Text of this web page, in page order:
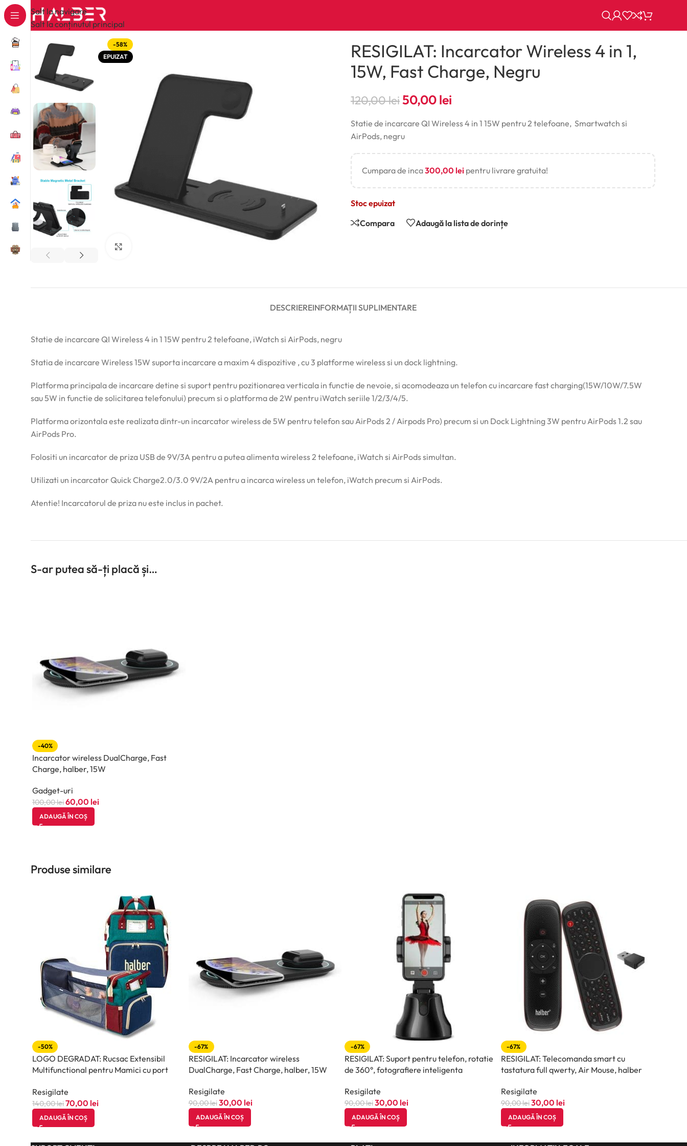
Salt la navigare
Salt la conținutul principal
-58%
EPUIZAT
RESIGILAT: Incarcator Wireless 4 in 1,
15W, Fast Charge, Negru
120,00lei50,00lei
Statie de incarcare QI Wireless 4 in 1 15W pentru 2 telefoane, Smartwatch si
AirPods, negru
Cumpara de inca300,00 lei pentru livrare gratuita!
Stoc epuizat
Compara
Adaugă la lista de dorințe
DESCRIEREINFORMAȚII SUPLIMENTARE
Statie de incarcare QI Wireless 4 in 1 15W pentru 2 telefoane, iWatch si AirPods, negru
Statia de incarcare Wireless 15W suporta incarcare a maxim 4 dispozitive , cu 3 platforme wireless si un dock lightning.
Platforma principala de incarcare detine si suport pentru pozitionarea verticala in functie de nevoie, si acomodeaza un telefon cu incarcare fast charging(15W/10W/7.5W
sau 5W in functie de solicitarea telefonului) precum si o platforma de 2W pentru iWatch seriile 1/2/3/4/5.
Platforma orizontala este realizata dintr-un incarcator wireless de 5W pentru telefon sau AirPods 2 / Airpods Pro) precum si un Dock Lightning 3W pentru AirPods 1.2 sau
AirPods Pro.
Folositi un incarcator de priza USB de 9V/3A pentru a putea alimenta wireless 2 telefoane, iWatch si AirPods simultan.
Utilizati un incarcator Quick Charge2.0/3.0 9V/2A pentru a incarca wireless un telefon, iWatch precum si AirPods.
Atentie! Incarcatorul de priza nu este inclus in pachet.
S-ar putea să-ți placă și…
-40%
Incarcator wireless DualCharge, Fast
Charge, halber, 15W
Gadget-uri
100,00lei60,00 lei
ADAUGĂ ÎN COȘ
Produse similare
-50%
LOGO DEGRADAT: Rucsac Extensibil
Multifunctional pentru Mamici cu port
Resigilate
140,00lei70,00 lei
ADAUGĂ ÎN COȘ
-67%
RESIGILAT: Incarcator wireless
DualCharge, Fast Charge, halber, 15W
Resigilate
90,00lei30,00 lei
ADAUGĂ ÎN COȘ
-67%
RESIGILAT: Suport pentru telefon, rotatie
de 360°, fotografiere inteligenta
Resigilate
90,00lei30,00 lei
ADAUGĂ ÎN COȘ
-67%
RESIGILAT: Telecomanda smart cu
tastatura full qwerty, Air Mouse, halber
Resigilate
90,00lei30,00 lei
ADAUGĂ ÎN COȘ